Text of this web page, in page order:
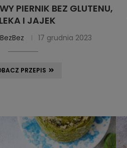
PIERNIK BEZ GLUTENU,
I JAJEK
17 grudnia 2023
PRZEPIS